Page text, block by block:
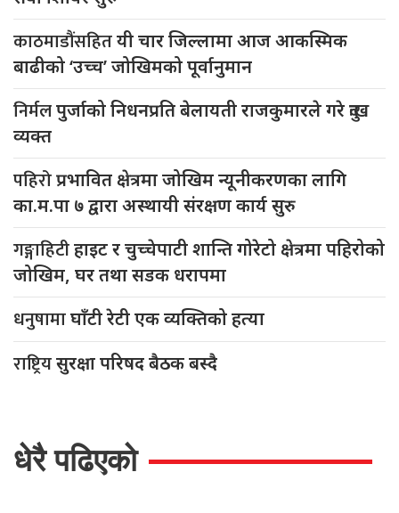
काठमाडौंसहितयी चार जिल्लामा आज आकस्मिक
बाढीको ‘उच्च’ जोखिमको पूर्वानुमान
निर्मलपुर्जाको निधनप्रति बेलायती राजकुमारले गरे दुःख
व्यक्त
पहिरोप्रभावित क्षेत्रमा जोखिम न्यूनीकरणका लागि
का.म.पा ७ द्वारा अस्थायी संरक्षण कार्य सुरु
गङ्गाहिटीहाइट र चुच्चेपाटी शान्ति गोरेटो क्षेत्रमा पहिरोको
जोखिम, घर तथा सडक धरापमा
धनुषामाघाँटी रेटी एक व्यक्तिको हत्या
राष्ट्रियसुरक्षा परिषद बैठक बस्दै
धेरै पढिएको